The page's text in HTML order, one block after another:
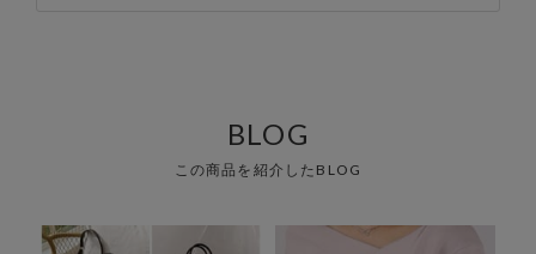
BLOG
この商品を紹介したBLOG